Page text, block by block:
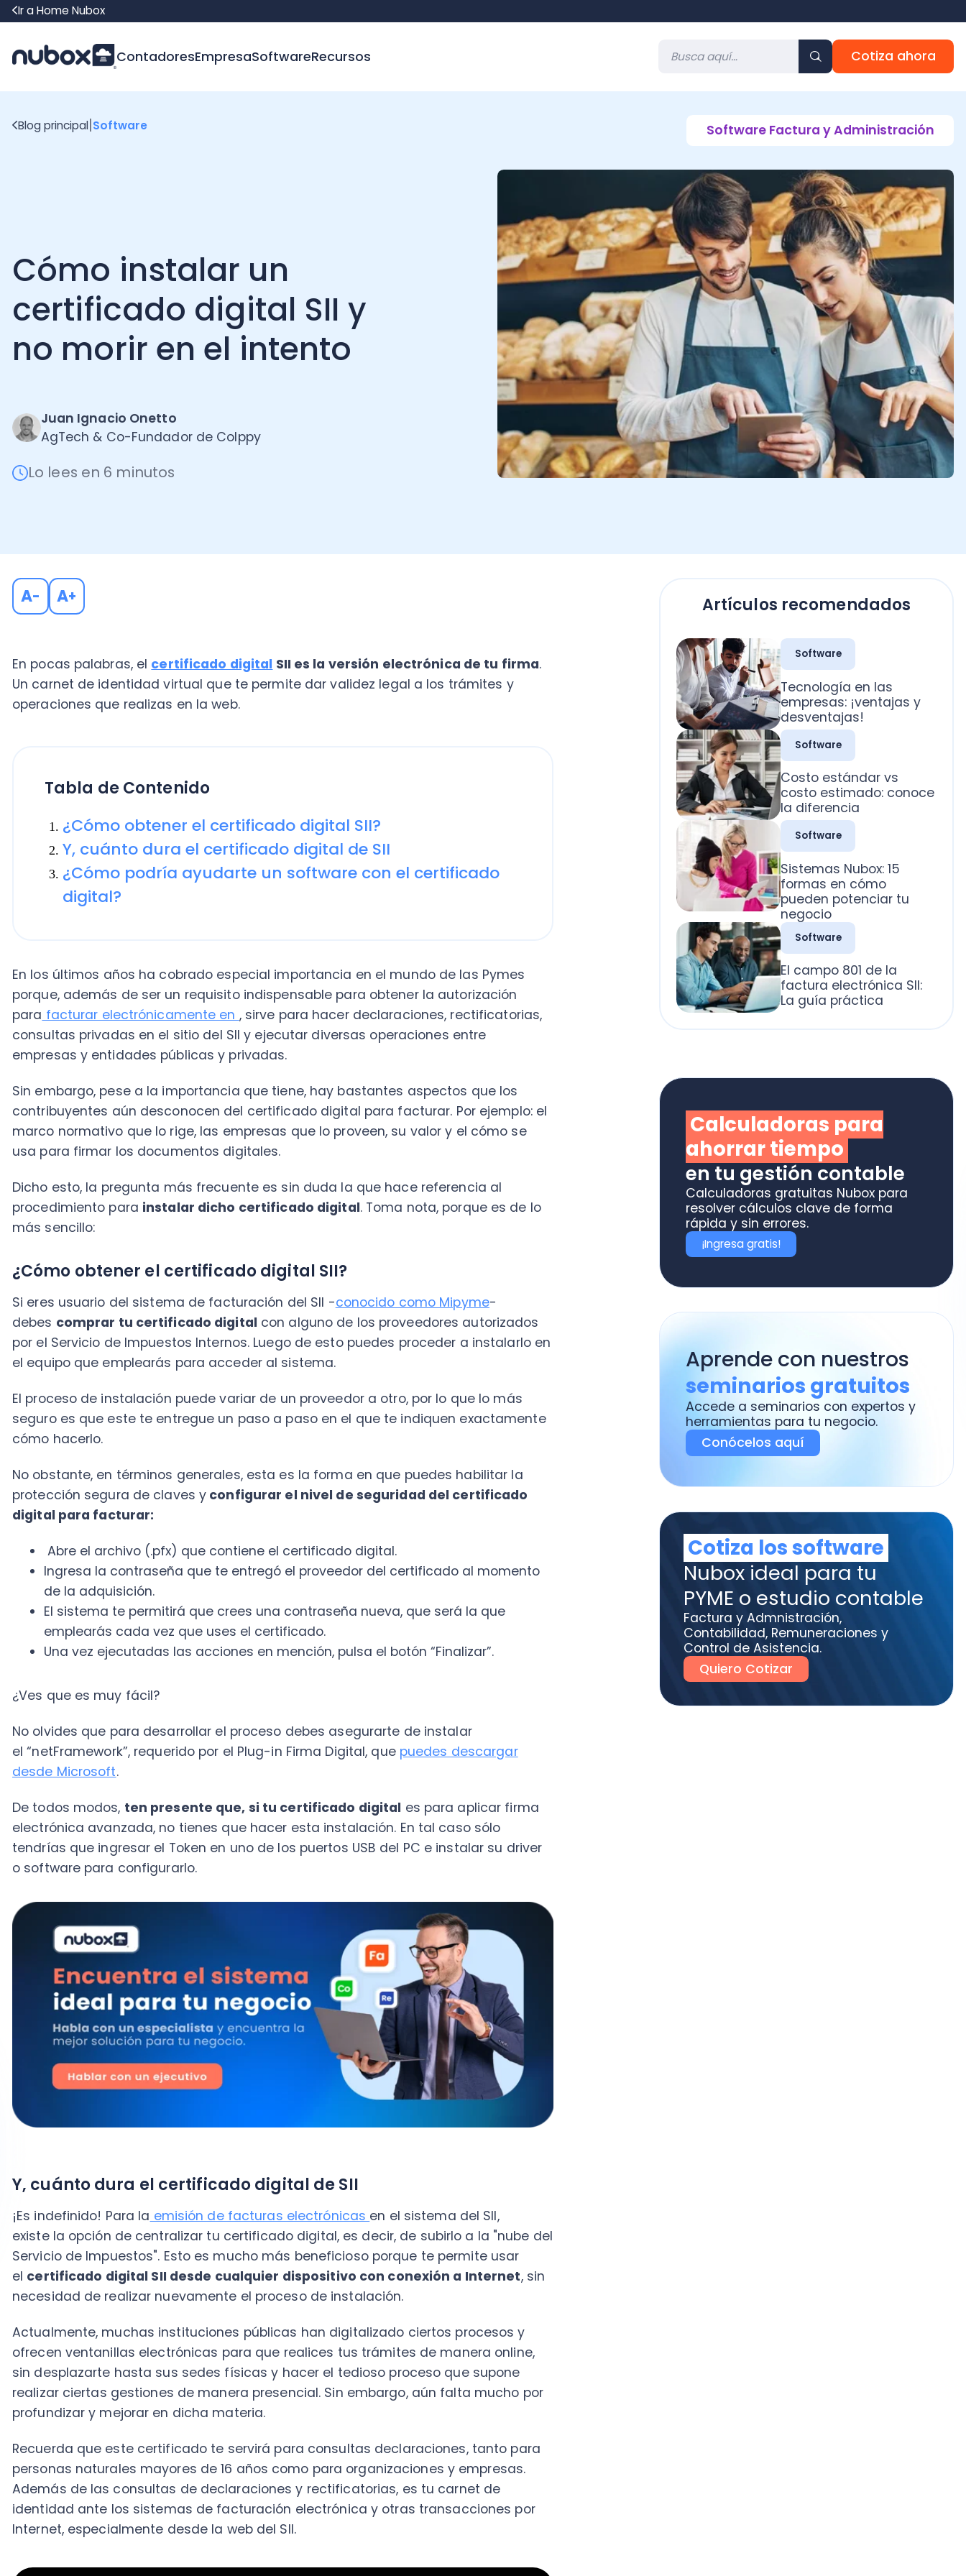
Ir a Home Nubox
ContadoresEmpresaSoftwareRecursos Cotiza ahora
Cómo instalar un
certificado digital SII y
no morir en el intento
Lo lees en 6 minutos
Software Factura y Administración
En pocas palabras, el
Tabla de Contenido
¿Cómo podría ayudarte un software con el certificado
digital?
En los últimos años ha cobrado especial importancia en el mundo de las Pymes
porque, además de ser un requisito indispensable para obtener la autorización
Sin embargo, pese a la importancia que tiene, hay bastantes aspectos que los
contribuyentes aún desconocen del certificado digital para facturar. Por ejemplo: el
marco normativo que lo rige, las empresas que lo proveen, su valor y el cómo se
usa para firmar los documentos digitales.
procedimiento parainstalar dicho certificado digital. Toma nota, porque es de lo
más sencillo:
¿Cómo obtener el certificado digital SII?
Si eres usuario del sistema de facturación del SII -conocido como Mipyme-
debescomprar tu certificado digitalcon alguno de los proveedores autorizados
por el Servicio de Impuestos Internos. Luego de esto puedes proceder a instalarlo en
El proceso de instalación puede variar de un proveedor a otro, por lo que lo más
cómo hacerlo.
No obstante, en términos generales, esta es la forma en que puedes habilitar la
protección segura de claves yconfigurar el nivel de seguridad del certificado
Abre el archivo (.pfx) que contiene el certificado digital.
Ingresa la contraseña que te entregó el proveedor del certificado al momento
de la adquisición.
El sistema te permitirá que crees una contraseña nueva, que será la que
emplearás cada vez que uses el certificado.
Una vez ejecutadas las acciones en mención, pulsa el botón “Finalizar”.
No olvides que para desarrollar el proceso debes asegurarte de instalar
“netFramework”, requerido por el
desde Microsoft.
De todos modos, ten presente que, si tu certificado digital
es para aplicar firma
electrónica avanzada, no tienes que hacer esta instalación. En tal caso sólo
o software para configurarlo.
Y, cuánto dura el certificado digital de SII
¡Es indefinido! Para la emisión de facturas electrónicasen el sistema del SII,
existe la opción decentralizar tu certificado digital, es decir, de subirlo a la "nube del
Servicio de Impuestos". Esto es mucho más beneficioso porque te permite usar
certificado digital SII desde cualquier dispositivo con conexión a Internet , sin
necesidad de realizar nuevamente el proceso de instalación.
Actualmente, muchas instituciones públicas han digitalizado ciertos procesos y
realizar ciertas gestiones de manera presencial. Sin embargo, aún falta mucho por
profundizar y mejorar en dicha materia.
Recuerda que este certificado te servirá para consultas declaraciones, tanto para
personas naturales mayores de 16 años como para organizaciones y empresas.
Además de las consultas de declaraciones y rectificatorias, es tu carnet de
identidad ante los sistemas de facturación electrónica y otras transacciones por
Internet, especialmente desde la web del SII.
Artículos recomendados
Software
empresas: ¡ventajas y
desventajas!
Software
Costo estándar vs
costo estimado: conoce
la diferencia
Software
Sistemas Nubox: 15
formas en cómo
pueden potenciar tu
negocio
Software
El campo 801 de la
factura electrónica SII:
La guía práctica
Calculadoras gratuitas Nubox para
resolver cálculos clave de forma
rápida y sin errores.
¡Ingresa gratis!
Aprende con nuestros
seminarios gratuitos
Accede a seminarios con expertos y
herramientas para tu negocio.
Conócelos aquí
Cotiza los software
Nubox ideal para tu
PYME o estudio contable
Factura y Admnistración,
Contabilidad, Remuneraciones y
Quiero Cotizar